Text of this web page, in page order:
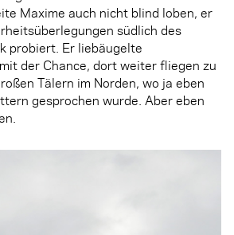
Maxime auch nicht blind loben, er
südlich des
probiert. Er liebäugelte
der Chance, dort weiter fliegen zu
Tälern im Norden, wo ja eben
gesprochen wurde. Aber eben